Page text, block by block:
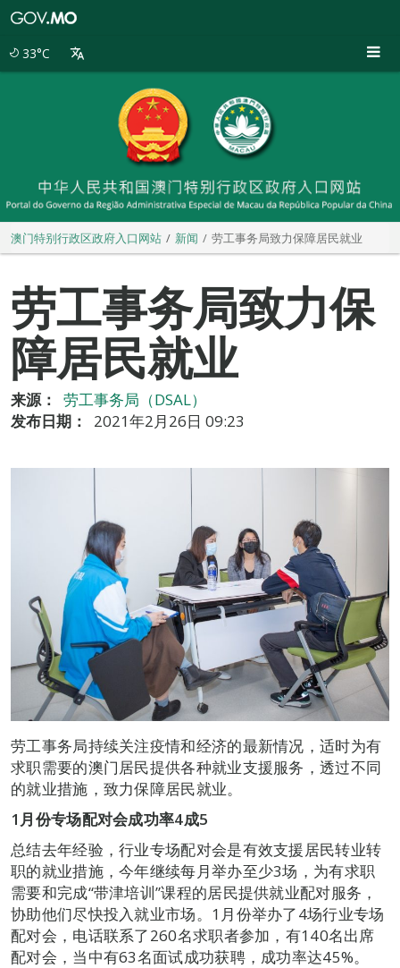
33°C
澳门特别行政区政府入口网站 新闻 劳工事务局致力保障居民就业
劳工事务局致力保
障居民就业
来源：
劳工事务局（DSAL）
发布日期：
2021年2月26日 09:23
劳工事务局持续关注疫情和经济的最新情况，适时为有
求职需要的澳门居民提供各种就业支援服务，透过不同
的就业措施，致力保障居民就业。
1 月份专场配对会成功率4成5
总结去年经验，行业专场配对会是有效支援居民转业转
职的就业措施，今年继续每月举办至少3场，为有求职
需要和完成“带津培训”课程的居民提供就业配对服务，
协助他们尽快投入就业市场。1月份举办了4场行业专场
配对会，电话联系了260名求职者参加，有140名出席
配对会，当中有63名面试成功获聘，成功率达45%。